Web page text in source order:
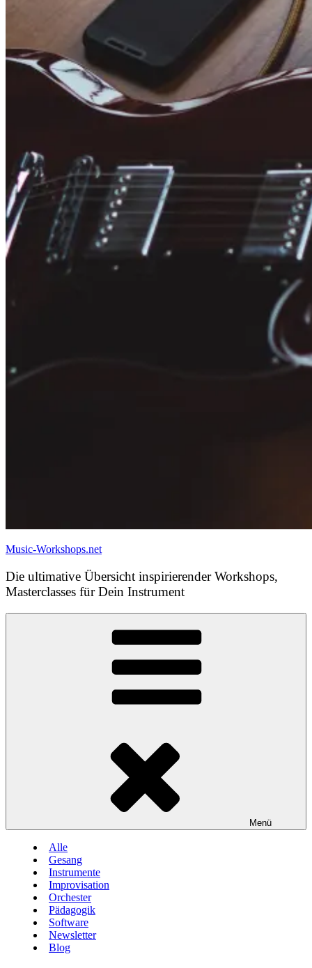
Music-Workshops.net
Die ultimative Übersicht inspirierender Workshops,
Masterclasses für Dein Instrument
Menü
Alle
Gesang
Instrumente
Improvisation
Orchester
Pädagogik
Software
Newsletter
Blog